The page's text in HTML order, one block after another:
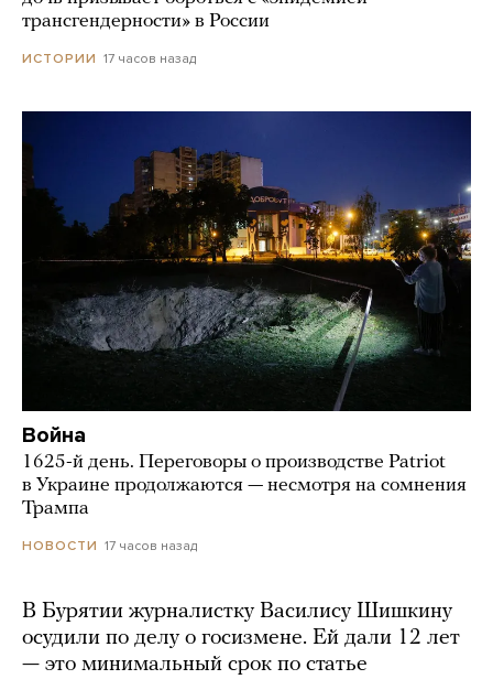
трансгендерности» в России
ИСТОРИИ 17 часов назад
Война
1625-й день. Переговоры о производстве Patriot
в Украине продолжаются — несмотря на сомнения
Трампа
НОВОСТИ 17 часов назад
В Бурятии журналистку Василису Шишкину
осудили по делу о госизмене. Ей дали 12 лет
— это минимальный срок по статье